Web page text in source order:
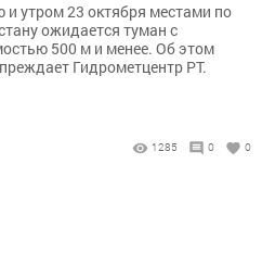
и утром 23 октября местами по
ожидается туман с
500 м и менее. Об этом
Гидрометцентр РТ.
1285 0 0